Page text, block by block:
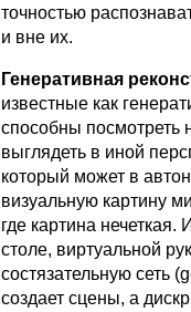
точностью
и вне их.
Генеративная
известные как
способны посмотреть
выглядеть в иной
который может в
визуальную картину
где картина
столе, виртуальной
состязательную сеть
создает сцены, а